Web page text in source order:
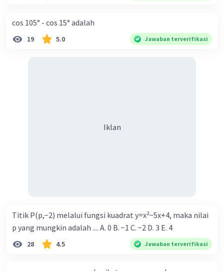
cos 105° - cos 15° adalah
19 5.0 Jawaban terverifikasi
Iklan
Titik P(p,−2) melalui fungsi kuadrat y=x²−5x+4, maka nilai
p yang mungkin adalah .... A. 0 B. −1 C. −2 D. 3 E. 4
28 4.5 Jawaban terverifikasi